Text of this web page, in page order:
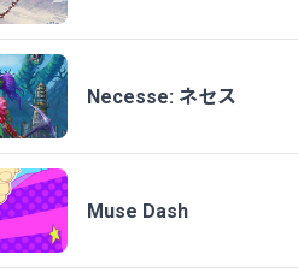
Necesse: ネセス
Muse Dash